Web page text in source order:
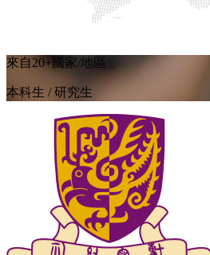
來自20+國家/地區
本科生 / 研究生